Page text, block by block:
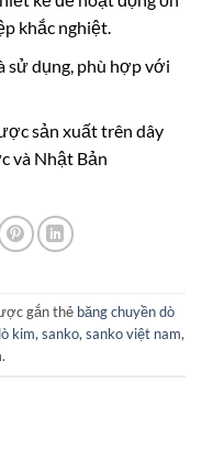
khắc nghiệt.
sử dụng, phù hợp với
sản xuất trên dây
và Nhật Bản
gắn thẻ băng chuyền dò
kim,sanko,sanko việt nam,
.